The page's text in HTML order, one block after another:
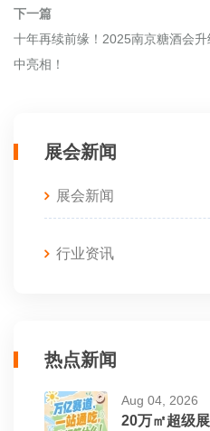
下一篇
十年再续前缘！2025南京糖酒会
中亮相！
展会新闻
展会新闻
行业资讯
热点新闻
Aug 04, 2026
20万㎡超级